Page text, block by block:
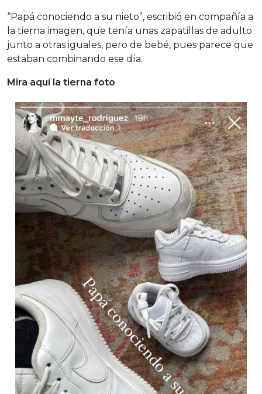
“Papá conociendo a su nieto”, escribió en compañía a
la tierna imagen, que tenía unas zapatillas de adulto
junto a otras iguales, pero de bebé, pues parece que
estaban combinando ese día.
Mira aquí la tierna foto